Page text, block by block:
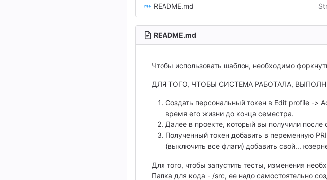
README.md
README.md
Чтобы использовать шаблон, необходимо
ДЛЯ ТОГО, ЧТОБЫ СИСТЕМА РАБОТАЛА,
Создать персональный токен в Edit profile ->
время его жизни до конца семестра.
Далее в проекте, который вы получили после
Полученный токен добавить в переменную
(выключить все флаги) добавить свой...
Для того, чтобы запустить тесты, изменения
Папка для кода - /src, ее надо самостоятельно